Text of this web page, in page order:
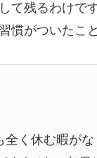
て残るわけで
慣がついたこ
全く休む暇が